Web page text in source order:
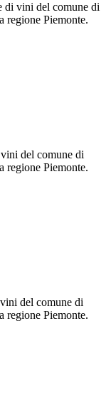
di vini del comune di
regione Piemonte.
del comune di
regione Piemonte.
del comune di
regione Piemonte.